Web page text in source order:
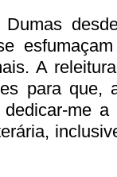
A
para que,
me